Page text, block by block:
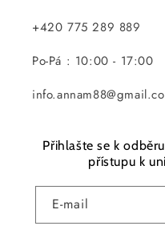
+420 775 289 889
Po-Pá : 10:00 - 17:00
Přihlašte se k
přístupu k
E-mail